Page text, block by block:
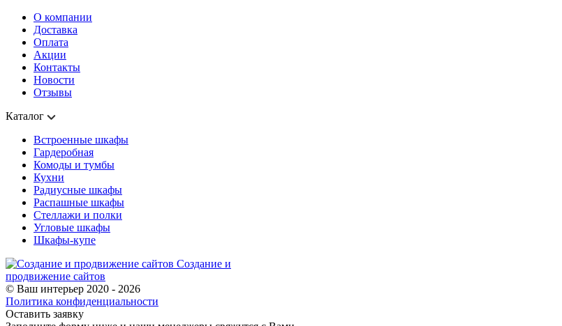
О компании
Доставка
Оплата
Акции
Контакты
Новости
Отзывы
Каталог
Встроенные шкафы
Гардеробная
Комоды и тумбы
Кухни
Радиусные шкафы
Распашные шкафы
Стеллажи и полки
Угловые шкафы
Шкафы-купе
Создание и
продвижение сайтов
© Ваш интерьер 2020 - 2026
Политика конфиденциальности
Оставить заявку